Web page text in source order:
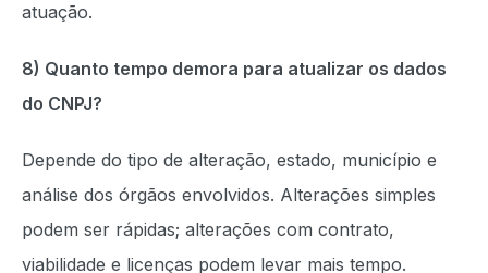
atuação.
8) Quanto tempo demora para atualizar os dados
do CNPJ?
Depende do tipo de alteração, estado, município e
análise dos órgãos envolvidos. Alterações simples
podem ser rápidas; alterações com contrato,
viabilidade e licenças podem levar mais tempo.